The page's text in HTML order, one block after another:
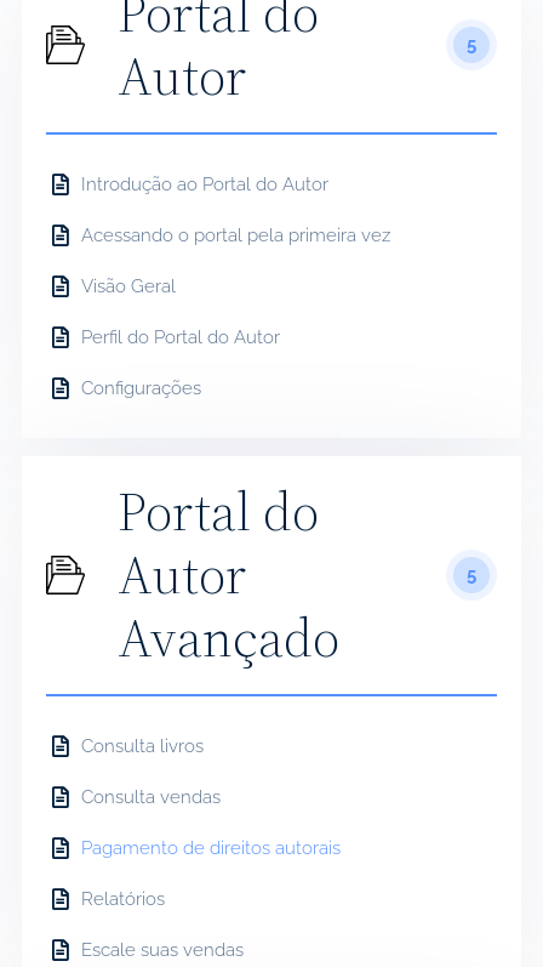
Autor
5
Introdução ao Portal do Autor
Acessando o portal pela primeira vez
Visão Geral
Perfil do Portal do Autor
Configurações
Portal do
Autor
Avançado
5
Consulta livros
Consulta vendas
Pagamento de direitos autorais
Relatórios
Escale suas vendas